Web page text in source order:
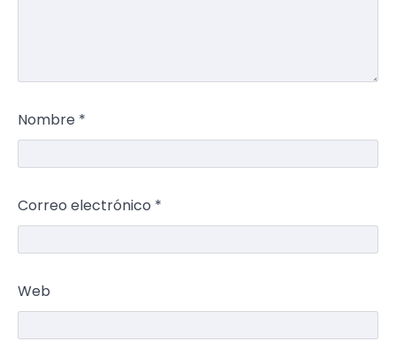
Nombre *
Correo electrónico *
Web